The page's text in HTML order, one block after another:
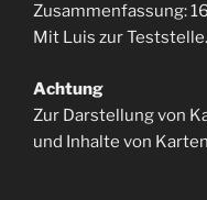
Zusammenfassung:
Mit Luis zur
Achtung
Zur Darstellung von
und Inhalte von